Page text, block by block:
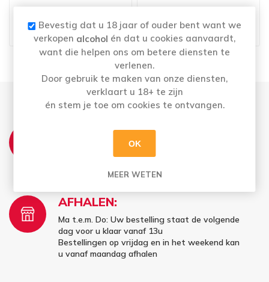
+33% GRATIS
€12,05
RUBY 75CL
THUISLEVERING:
Wij leveren elke dinsdag- &
donderdagnamiddag aan huis
AFHALEN:
Ma t.e.m. Do: Uw bestelling staat de volgende
dag voor u klaar vanaf 13u
Bestellingen op vrijdag en in het weekend kan
u vanaf maandag afhalen
Bevestig dat u 18 jaar of ouder bent want we
verkopen alcohol én dat u cookies aanvaardt,
want die helpen ons om betere diensten te
verlenen.
Door gebruik te maken van onze diensten,
verklaart u 18+ te zijn
én stem je toe om cookies te ontvangen.
OK
MEER WETEN